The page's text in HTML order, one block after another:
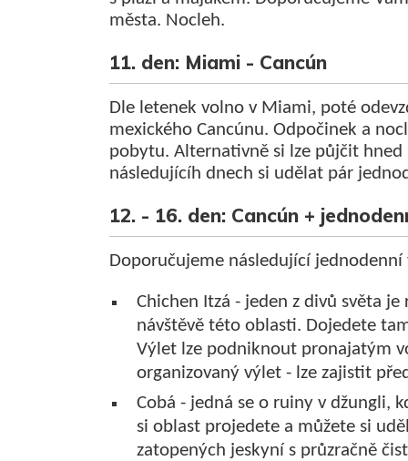
města. Nocleh.
11. den: Miami - Cancún
Dle letenek volno v Miami, poté
mexického Cancúnu. Odpočinek a
pobytu. Alternativně si lze půjčit
následujícíh dnech si udělat pár
12. - 16. den: Cancún +
Doporučujeme následující
Chichen Itzá - jeden z divů světa
návštěvě této oblasti. Dojedete
Výlet lze podniknout pronajatým
organizovaný výlet - lze zajistit
Cobá - jedná se o ruiny v džungli,
si oblast projedete a můžete si
zatopených jeskyní s průzračně